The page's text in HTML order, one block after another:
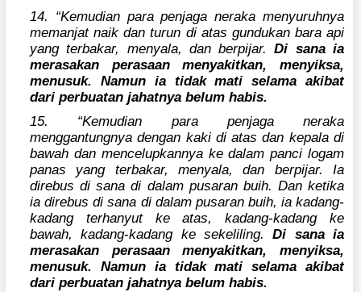
14. “Kemudian para penjaga neraka menyuruhnya
memanjat naik dan turun di atas gundukan bara api
yang terbakar, menyala, dan berpijar. Di sana ia
merasakan perasaan menyakitkan, menyiksa,
menusuk. Namun ia tidak mati selama akibat
dari perbuatan jahatnya belum habis.
15. “Kemudian para penjaga neraka
menggantungnya dengan kaki di atas dan kepala di
bawah dan mencelupkannya ke dalam panci logam
panas yang terbakar, menyala, dan berpijar. Ia
direbus di sana di dalam pusaran buih. Dan ketika
ia direbus di sana di dalam pusaran buih, ia kadang-
kadang terhanyut ke atas, kadang-kadang ke
bawah, kadang-kadang ke sekeliling.Di sana ia
merasakan perasaan menyakitkan, menyiksa,
menusuk. Namun ia tidak mati selama akibat
dari perbuatan jahatnya belum habis.